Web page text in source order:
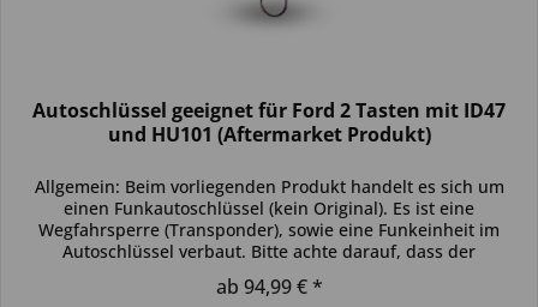
Autoschlüssel geeignet für Ford 2 Tasten mit ID47
und HU101 (Aftermarket Produkt)
Allgemein: Beim vorliegenden Produkt handelt es sich um
einen Funkautoschlüssel (kein Original). Es ist eine
Wegfahrsperre (Transponder), sowie eine Funkeinheit im
Autoschlüssel verbaut. Bitte achte darauf, dass der
ab 94,99 € *